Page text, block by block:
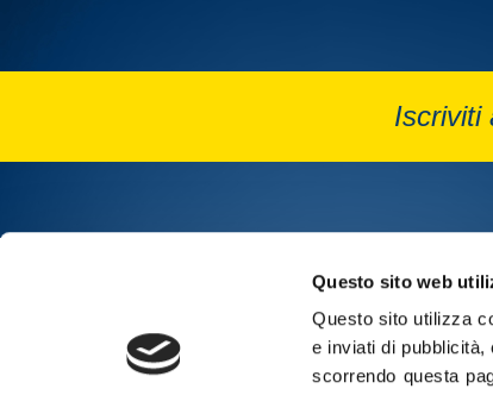
Questo sito web
Questo sito utilizza
e inviati di
scorrendo questa
Iscriviti